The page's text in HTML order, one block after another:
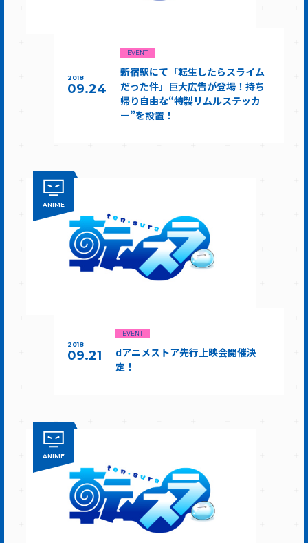
2018
09.24
EVENT
新宿駅にて「転生したらスライム
だった件」巨大広告が登場！持ち
帰り自由な“特製リムルステッカ
ー”を設置！
ANIME
2018
09.21
EVENT
dアニメストア先行上映会開催決
定！
ANIME